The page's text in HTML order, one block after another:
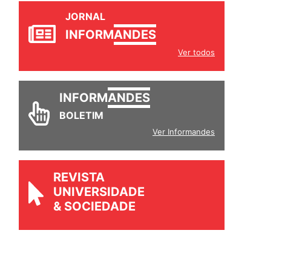
JORNAL
Ver todos
INFORM
Ver Informandes
REVISTA
UNIVERSIDADE